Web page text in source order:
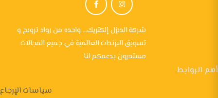
شركة الديزل إلكتريك... واحده من رواد ترويج و
تسويق البرندات العالمية في جميع المجالات
مستمرون بدعمكم لنا
أهم الروابط
سياسات الإرجاع